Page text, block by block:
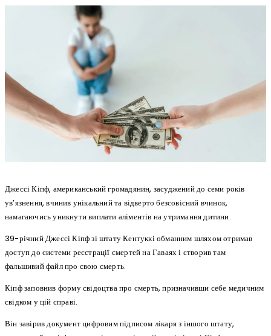
Джессі Кіпф, американський громадянин, засуджений до семи років
ув’язнення, вчинив унікальний та відверто безсовісний вчинок,
намагаючись уникнути виплати аліментів на утримання дитини.
39-річний Джессі Кіпф зі штату Кентуккі обманним шляхом отримав
доступ до системи реєстрації смертей на Гаваях і створив там
фальшивий файл про свою смерть.
Кіпф заповнив форму свідоцтва про смерть, призначивши себе медичним
свідком у цій справі.
Він завірив документ цифровим підписом лікаря з іншого штату,